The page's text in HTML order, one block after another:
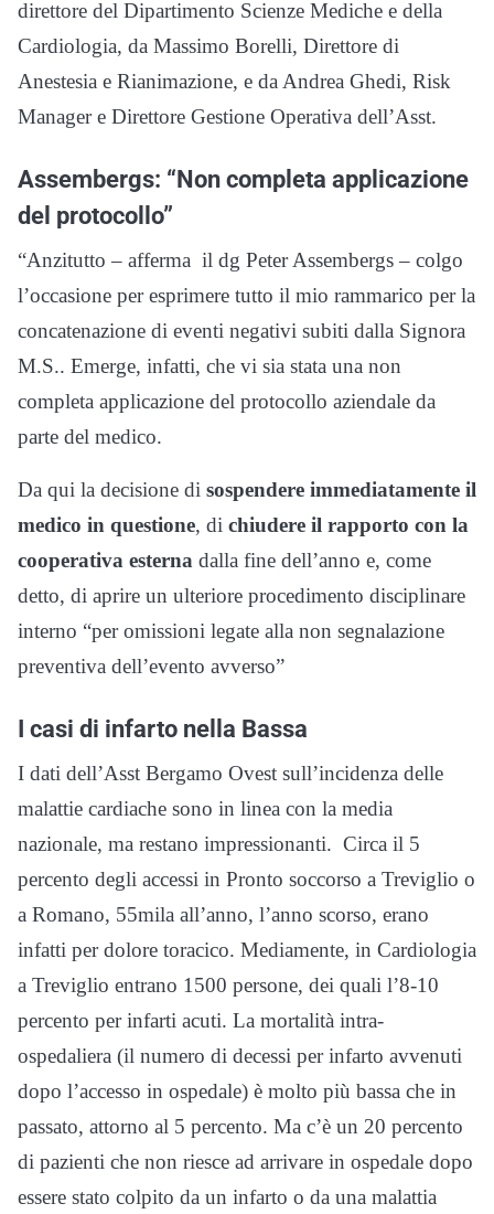
direttore del Dipartimento Scienze Mediche e della
Cardiologia, da Massimo Borelli, Direttore di
Anestesia e Rianimazione, e da Andrea Ghedi, Risk
Manager e Direttore Gestione Operativa dell’Asst.
Assembergs: “Non completa applicazione
del protocollo”
“Anzitutto – afferma il dg Peter Assembergs – colgo
l’occasione per esprimere tutto il mio rammarico per la
concatenazione di eventi negativi subiti dalla Signora
M.S.. Emerge, infatti, che vi sia stata una non
completa applicazione del protocollo aziendale da
parte del medico.
Da qui la decisione di sospendere immediatamente il
medico in questione, di chiudere il rapporto con la
cooperativa esterna dalla fine dell’anno e, come
detto, di aprire un ulteriore procedimento disciplinare
interno “per omissioni legate alla non segnalazione
preventiva dell’evento avverso”
I casi di infarto nella Bassa
I dati dell’Asst Bergamo Ovest sull’incidenza delle
malattie cardiache sono in linea con la media
nazionale, ma restano impressionanti. Circa il 5
percento degli accessi in Pronto soccorso a Treviglio o
a Romano, 55mila all’anno, l’anno scorso, erano
infatti per dolore toracico. Mediamente, in Cardiologia
a Treviglio entrano 1500 persone, dei quali l’8-10
percento per infarti acuti. La mortalità intra-
ospedaliera (il numero di decessi per infarto avvenuti
dopo l’accesso in ospedale) è molto più bassa che in
passato, attorno al 5 percento. Ma c’è un 20 percento
di pazienti che non riesce ad arrivare in ospedale dopo
essere stato colpito da un infarto o da una malattia